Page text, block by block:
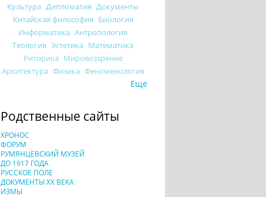
Культура Дипломатия Документы
Китайская философия Биология
Информатика Антропология
Теология Эстетика Математика
Риторика Мировоззрение
Архитектура Физика Феноменология
Еще
Родственные сайты
ХРОНОС
ФОРУМ
РУМЯНЦЕВСКИЙ МУЗЕЙ
ДО 1917 ГОДА
РУССКОЕ ПОЛЕ
ДОКУМЕНТЫ XX ВЕКА
ИЗМЫ